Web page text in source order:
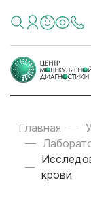
Главная
крови